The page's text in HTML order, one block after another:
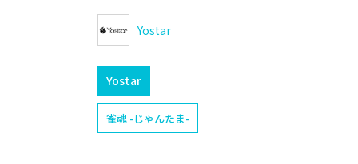
Yostar
Yostar
雀魂 -じゃんたま-